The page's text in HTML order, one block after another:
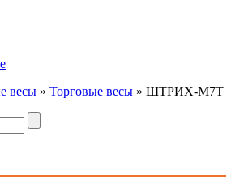
весы » Торговые весы » ШТРИХ-М7Т